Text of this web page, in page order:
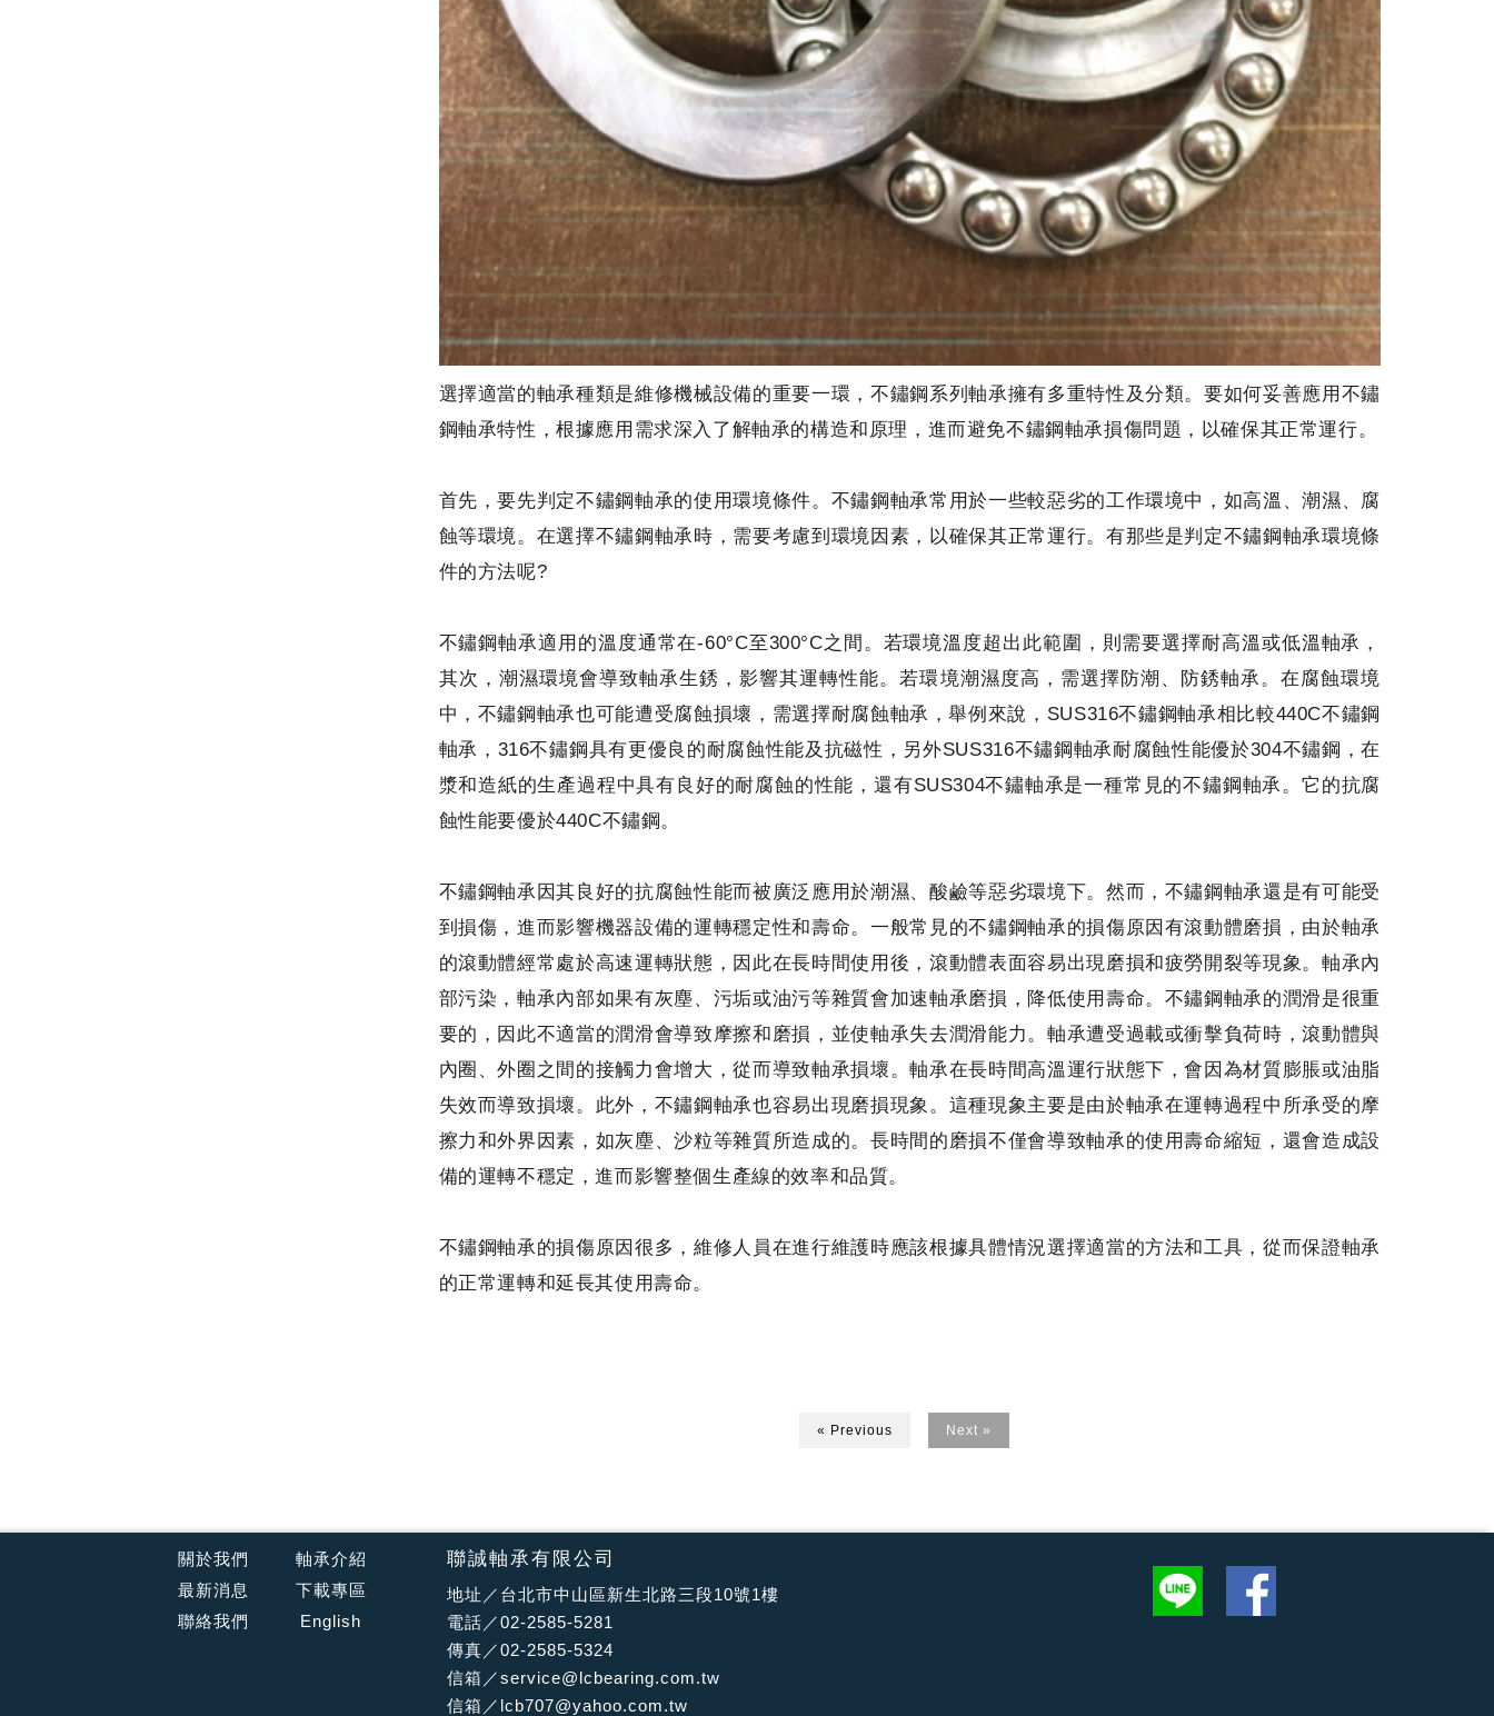
選擇適當的軸承種類是維修機械設備的重要一環，不鏽鋼系列軸承擁有多重特性及分類。要如何妥善應用不鏽
鋼軸承特性，根據應用需求深入了解軸承的構造和原理，進而避免不鏽鋼軸承損傷問題，以確保其正常運行。
首先，要先判定不鏽鋼軸承的使用環境條件。不鏽鋼軸承常用於一些較惡劣的工作環境中，如高溫、潮濕、腐
蝕等環境。在選擇不鏽鋼軸承時，需要考慮到環境因素，以確保其正常運行。有那些是判定不鏽鋼軸承環境條
件的方法呢?
不鏽鋼軸承適用的溫度通常在-60°C至300°C之間。若環境溫度超出此範圍，則需要選擇耐高溫或低溫軸承，
其次，潮濕環境會導致軸承生銹，影響其運轉性能。若環境潮濕度高，需選擇防潮、防銹軸承。在腐蝕環境
中，不鏽鋼軸承也可能遭受腐蝕損壞，需選擇耐腐蝕軸承，舉例來說，SUS316不鏽鋼軸承相比較440C不鏽鋼
軸承，316不鏽鋼具有更優良的耐腐蝕性能及抗磁性，另外SUS316不鏽鋼軸承耐腐蝕性能優於304不鏽鋼，在
漿和造紙的生產過程中具有良好的耐腐蝕的性能，還有SUS304不鏽軸承是一種常見的不鏽鋼軸承。它的抗腐
蝕性能要優於440C不鏽鋼。
不鏽鋼軸承因其良好的抗腐蝕性能而被廣泛應用於潮濕、酸鹼等惡劣環境下。然而，不鏽鋼軸承還是有可能受
到損傷，進而影響機器設備的運轉穩定性和壽命。一般常見的不鏽鋼軸承的損傷原因有滾動體磨損，由於軸承
的滾動體經常處於高速運轉狀態，因此在長時間使用後，滾動體表面容易出現磨損和疲勞開裂等現象。軸承內
部污染，軸承內部如果有灰塵、污垢或油污等雜質會加速軸承磨損，降低使用壽命。不鏽鋼軸承的潤滑是很重
要的，因此不適當的潤滑會導致摩擦和磨損，並使軸承失去潤滑能力。軸承遭受過載或衝擊負荷時，滾動體與
內圈、外圈之間的接觸力會增大，從而導致軸承損壞。軸承在長時間高溫運行狀態下，會因為材質膨脹或油脂
失效而導致損壞。此外，不鏽鋼軸承也容易出現磨損現象。這種現象主要是由於軸承在運轉過程中所承受的摩
擦力和外界因素，如灰塵、沙粒等雜質所造成的。長時間的磨損不僅會導致軸承的使用壽命縮短，還會造成設
備的運轉不穩定，進而影響整個生產線的效率和品質。
不鏽鋼軸承的損傷原因很多，維修人員在進行維護時應該根據具體情況選擇適當的方法和工具，從而保證軸承
的正常運轉和延長其使用壽命。
« Previous Next »
關於我們
軸承介紹
最新消息
下載專區
聯絡我們
English
聯誠軸承有限公司
地址／台北市中山區新生北路三段10號1樓
電話／02-2585-5281
傳真／02-2585-5324
信箱／service@lcbearing.com.tw
信箱／ lcb707@yahoo.com.tw